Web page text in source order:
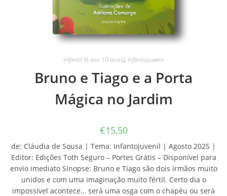
Infantil (6 aos 10 anos), Infantojuvenil
Bruno e Tiago e a Porta
Mágica no Jardim
€15,50
de: Cláudia de Sousa | Tema: Infantojuvenil | Agosto 2025 |
Editor: Edições Toth Seguro – Portes Grátis – Disponível para
envio imediato Sinopse: Bruno e Tiago são dois irmãos muito
unidos e com uma imaginação muito fértil. Certo dia o
impossível acontece… será uma osga com o chapéu ou será